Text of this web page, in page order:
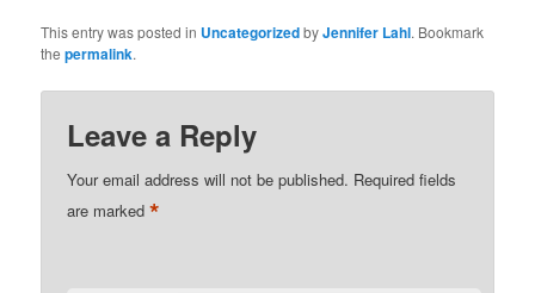
This entry was posted in UncategorizedbyJennifer Lahl. Bookmark
thepermalink.
Leave a Reply
Your email address will not be published. Required fields
are marked*